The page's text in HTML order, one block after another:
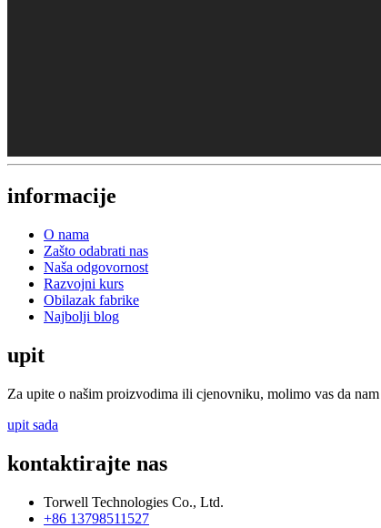
informacije
O nama
Zašto odabrati nas
Naša odgovornost
Razvojni kurs
Obilazak fabrike
Najbolji blog
upit
Za upite o našim proizvodima ili cjenovniku, molimo vas da
upit sada
kontaktirajte nas
Torwell Technologies Co., Ltd.
+86 13798511527